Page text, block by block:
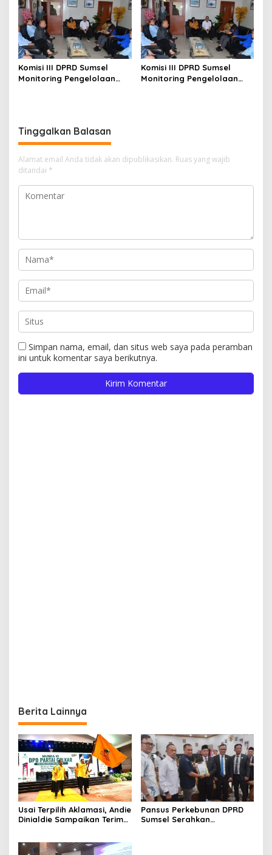
Digitalisasi Aset hingga
Penyelesaian Utang Daerah
Komisi III DPRD Sumsel
Monitoring Pengelolaan
Komisi III DPRD Sumsel
Monitoring Pengelolaan
Tinggalkan Balasan
Alamat email Anda tidak akan dipublikasikan. Ruas yang wajib
ditandai *
Simpan nama, email, dan situs web saya pada peramban
ini untuk komentar saya berikutnya.
Berita Lainnya
Usai Terpilih Aklamasi, Andie
Dinialdie Sampaikan Terima
Pansus Perkebunan DPRD
Sumsel Serahkan